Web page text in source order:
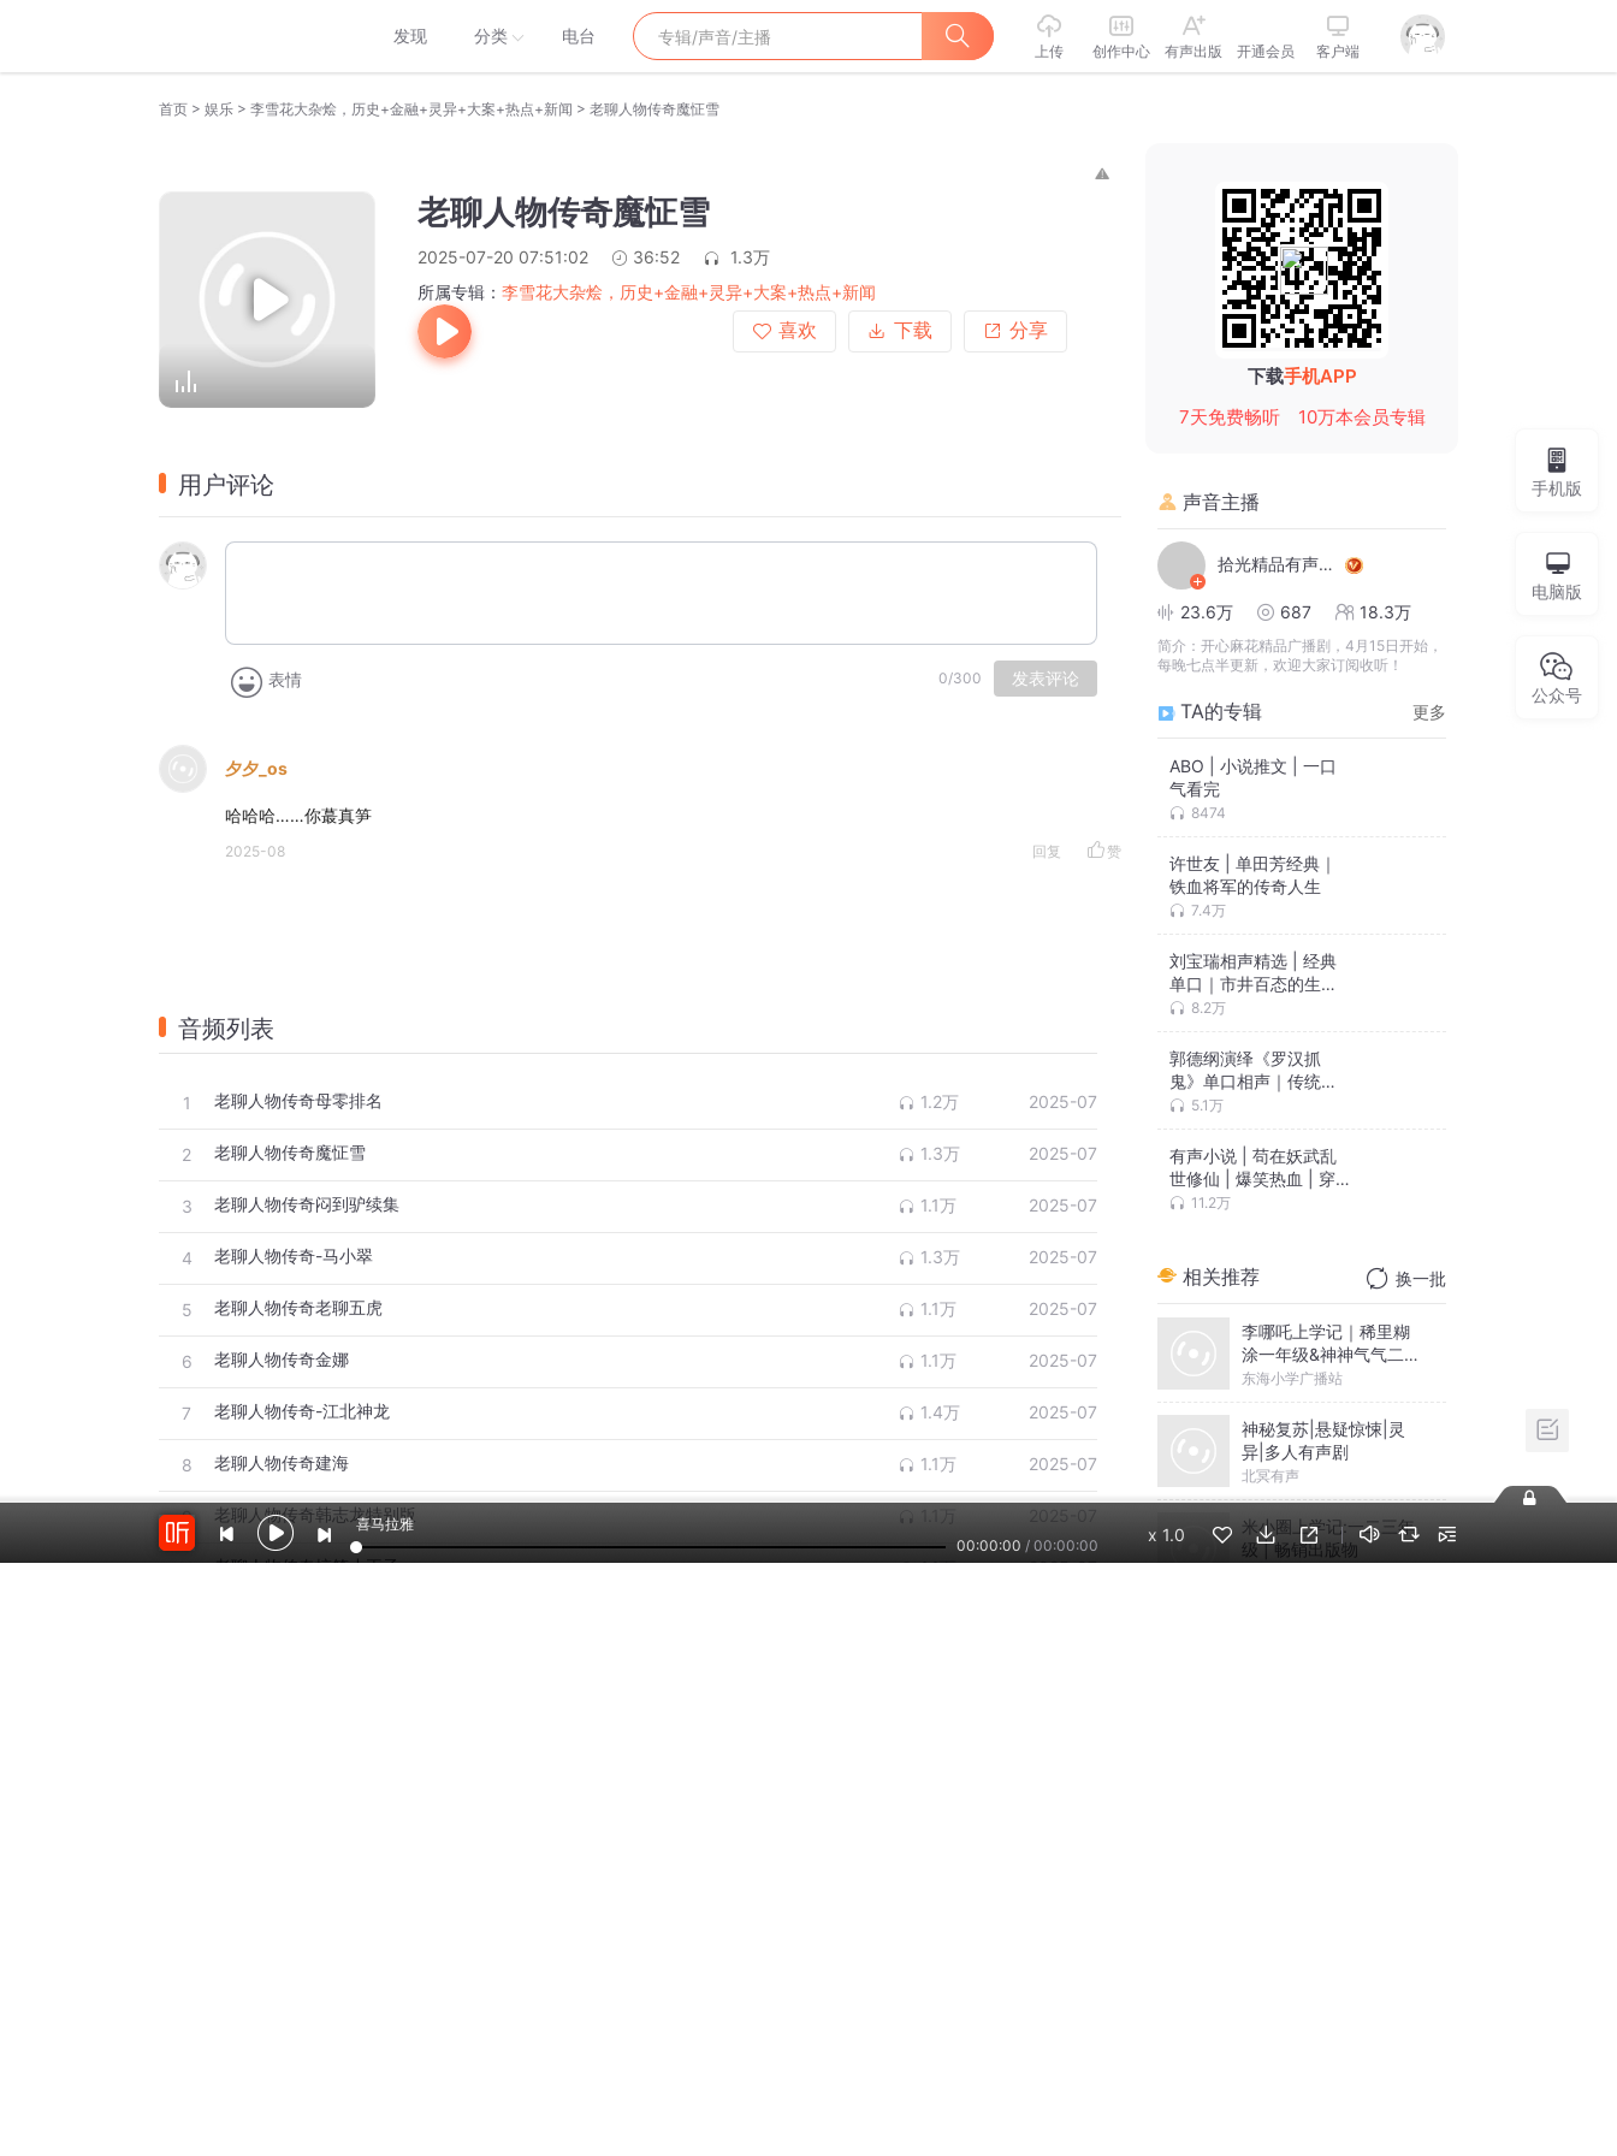
发现 分类 电台
上传 创作中心 有声出版 开通会员 客户端
首页 > 娱乐 > 李雪花大杂烩，历史+金融+灵异+大案+热点+新闻 > 老聊人物传奇魔怔雪
老聊人物传奇魔怔雪
2025-07-20 07:51:02 36:52
1.3万
所属专辑： 李雪花大杂烩，历史+金融+灵异+大案+热点+新闻
喜欢
下载 分享
用户评论
表情 0/300 发表评论
夕夕_os
哈哈哈……你蕞真笋
2025-08 回复 赞
音频列表
1 老聊人物传奇母零排名 1.2万 2025-07
2 老聊人物传奇魔怔雪 1.3万 2025-07
3 老聊人物传奇闷到驴续集 1.1万 2025-07
4 老聊人物传奇-马小翠 1.3万 2025-07
5 老聊人物传奇老聊五虎 1.1万 2025-07
6 老聊人物传奇金娜 1.1万 2025-07
7 老聊人物传奇-江北神龙 1.4万 2025-07
8 老聊人物传奇建海 1.1万 2025-07
9 老聊人物传奇韩志龙特别版 1.1万 2025-07
10 老聊人物传奇搞笑小王子 1.1万 2025-07
下载手机APP
7天免费畅听
10万本会员专辑
声音主播
拾光精品有声工作室
23.6万 687 18.3万
简介： 开心麻花精品广播剧，4月15日开始，
每晚七点半更新，欢迎大家订阅收听！
TA的专辑 更多
ABO | 小说推文 | 一口
许世友 | 单田芳经典｜
铁血将军的传奇人生
刘宝瑞相声精选 | 经典
单口｜市井百态的生动
郭德纲演绎《罗汉抓
鬼》单口相声｜传统奇
有声小说 | 苟在妖武乱
世修仙 | 爆笑热血 | 穿
相关推荐 换一批
李哪吒上学记｜稀里糊
涂一年级&神神气气二年
级
东海小学广播站
神秘复苏|悬疑惊悚|灵
异|多人有声剧
北冥有声
米小圈上学记:一二三年
级 | 畅销出版物
手机版
电脑版
公众号
喜马拉雅
00:00:00 / 00:00:00
x 1.0